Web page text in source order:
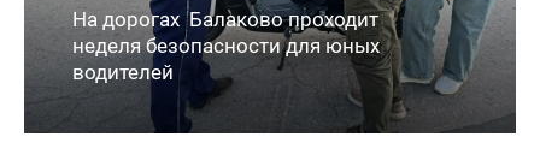
На дорогах Балаково проходит
неделя безопасности для юных
водителей